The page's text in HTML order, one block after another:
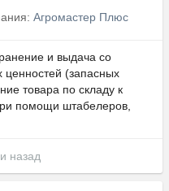
Агромастер Плюс
и выдача со
ценностей (запасных
товара по складу к
помощи штабелеров,
назад